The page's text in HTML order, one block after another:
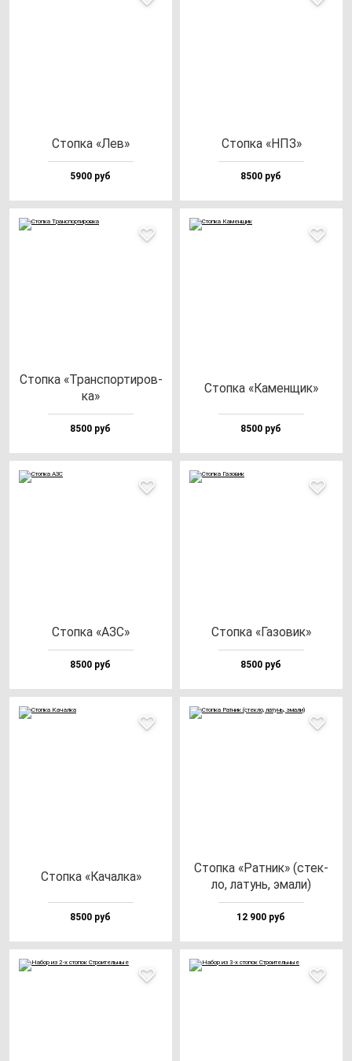
Стоп­ка «Лев»
5900 руб
Стоп­ка «НПЗ»
8500 руб
Стоп­ка «Тран­спор­ти­ров­
ка»
8500 руб
Стоп­ка «Камен­щик»
8500 руб
Стоп­ка «АЗС»
8500 руб
Стоп­ка «Газо­вик»
8500 руб
Стоп­ка «Качал­ка»
8500 руб
Стоп­ка «Рат­ник» (стек­
ло, ла­тунь, эма­ли)
12 900 руб